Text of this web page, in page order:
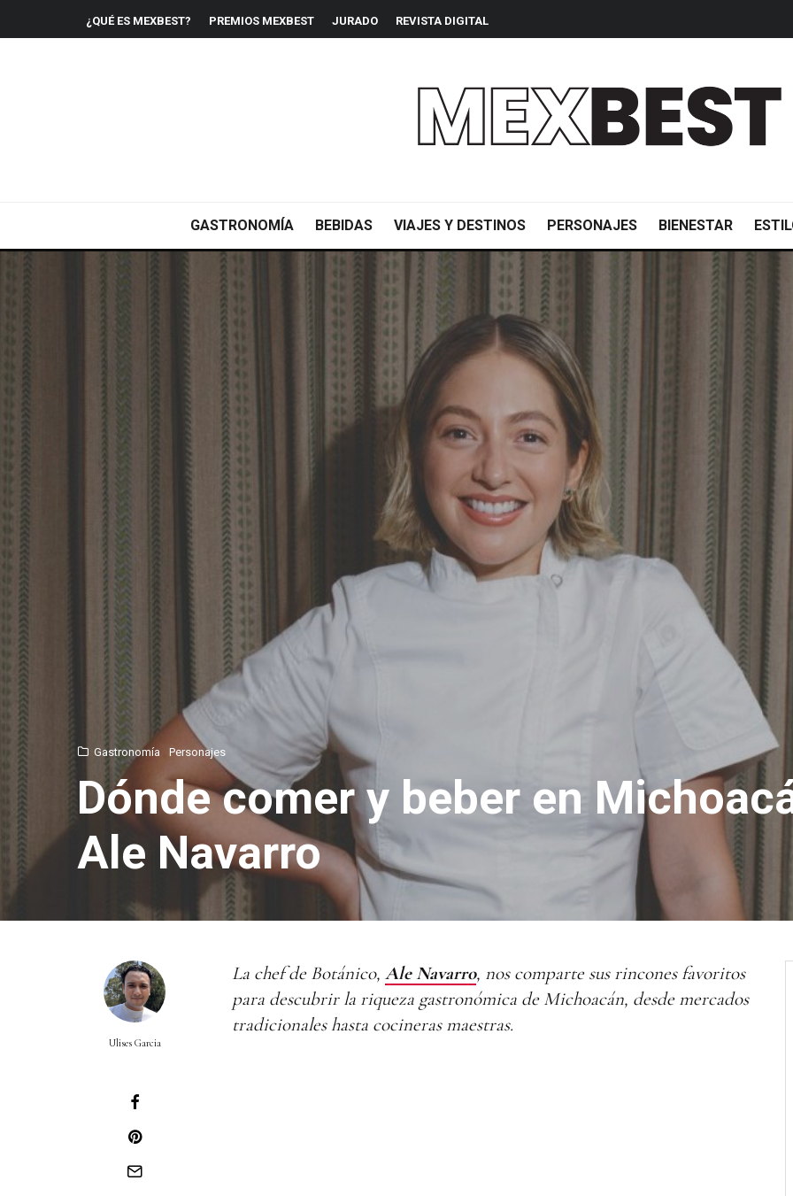
¿QUÉ ES MEXBEST? PREMIOS MEXBEST JURADO REVISTA DIGITAL
GASTRONOMÍA BEBIDAS VIAJES Y DESTINOS PERSONAJES BIENESTAR
Gastronomía Personajes
Dónde comer y beber en
Ale Navarro
Ulises Garcia
La chef de Botánico, Ale Navarro, nos comparte sus rincones favoritos
para descubrir la riqueza gastronómica de Michoacán, desde mercados
tradicionales hasta cocineras maestras.